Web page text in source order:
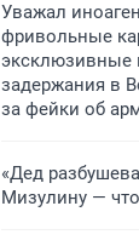
Уважал
фривольные
эксклюзивные
задержания в
за фейки об
«Дед
Мизулину —